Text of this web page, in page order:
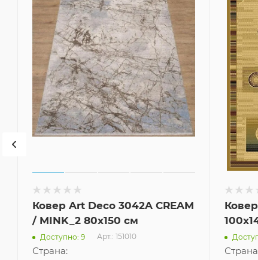
Ковер Art Deco 3042A CREAM
/ MINK_2 80x150 см
Доступно: 9 Арт.: 151010
Страна: